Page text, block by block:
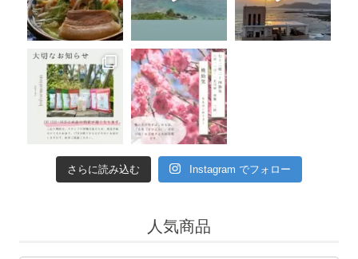
さらに読み込む Instagram でフォロー
人気商品